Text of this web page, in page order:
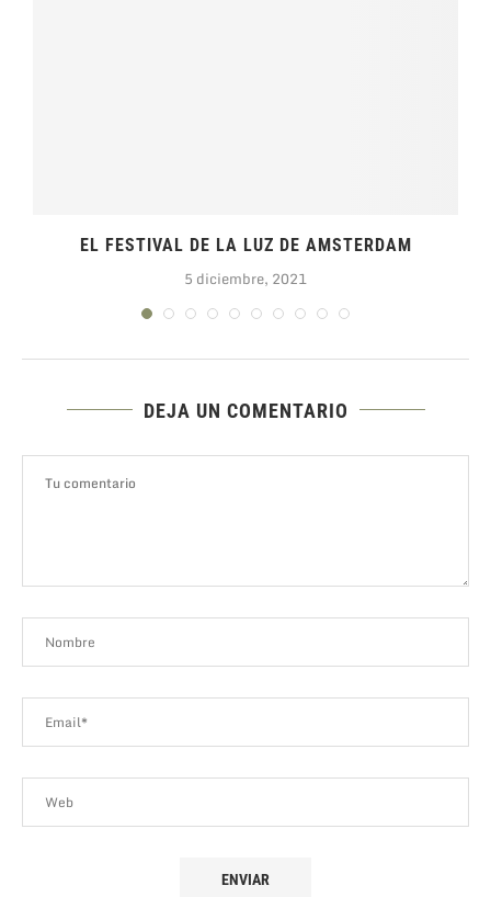
EL FESTIVAL DE LA LUZ DE AMSTERDAM
5 diciembre, 2021
DEJA UN COMENTARIO